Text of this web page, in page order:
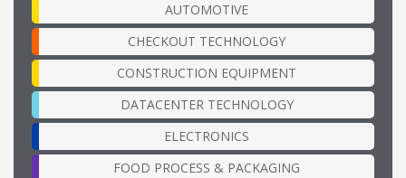
AUTOMOTIVE
CHECKOUT TECHNOLOGY
CONSTRUCTION EQUIPMENT
DATACENTER TECHNOLOGY
ELECTRONICS
FOOD PROCESS & PACKAGING